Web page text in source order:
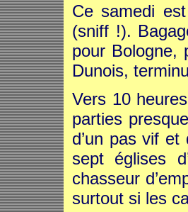
Ce samedi
(sniff !).
pour Bologne,
Dunois,
Vers 10
parties
d’un pas vif
sept églises
chasseur
surtout si les